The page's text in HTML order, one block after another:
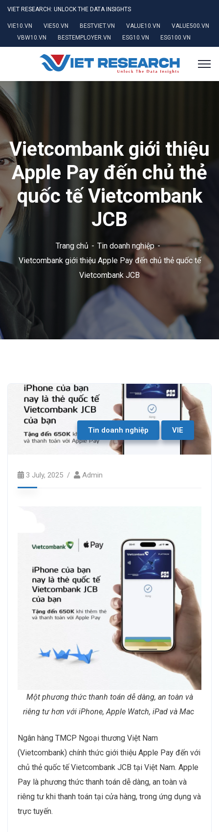
VIET RESEARCH: UNLOCK THE DATA INSIGHTS
VIE10.VN VIE50.VN BESTVIET.VN VALUE10.VN
VALUE500.VN
VBW10.VN
BESTEMPLOYER.VN ESG10.VN ESG100.VN
Vietcombank giới thiệu
Apple Pay đến chủ thẻ
quốc tế Vietcombank
JCB
Trang chủ
Tin doanh nghiệp
Vietcombank giới thiệu Apple Pay đến chủ thẻ quốc tế
Vietcombank JCB
Tin doanh nghiệp VIE
3 July, 2025 Admin
Một phương thức thanh toán dễ dàng, an toàn và
riêng tư hơn với iPhone, Apple Watch, iPad và Mac
Ngân hàng TMCP Ngoại thương Việt Nam
(Vietcombank) chính thức giới thiệu Apple Pay đến với
chủ thẻ quốc tế Vietcombank JCB tại Việt Nam. Apple
Pay là phương thức thanh toán dễ dàng, an toàn và
riêng tư khi thanh toán tại cửa hàng, trong ứng dụng và
trực tuyến.